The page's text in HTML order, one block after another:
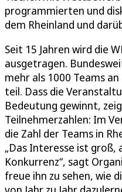
programmierten und
dem Rheinland und
Seit 15 Jahren wird die
ausgetragen.
mehr als 1000 Teams
teil. Dass die
Bedeutung gewinnt,
Teilnehmerzahlen: Im
die Zahl der Teams in
„Das Interesse ist groß,
Konkurrenz“, sagt
freue ihn zu sehen, wie